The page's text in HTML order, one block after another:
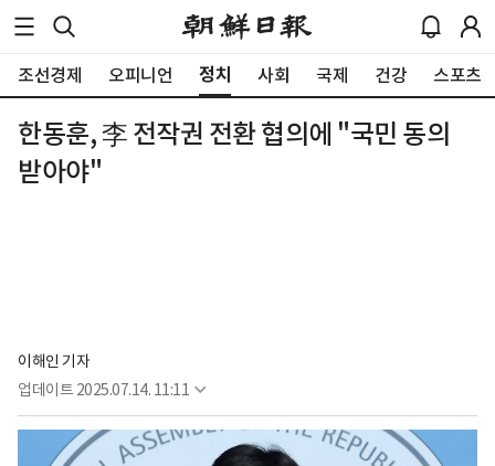
조선경제 오피니언 정치 사회 국제 건강 스포츠
한동훈, 李 전작권 전환 협의에 "국민 동의
받아야"
이해인 기자
업데이트 2025.07.14. 11:11